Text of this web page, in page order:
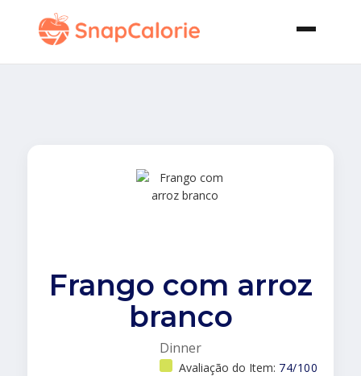
Frango com arroz
branco
Dinner
Avaliação do Item: 74/100